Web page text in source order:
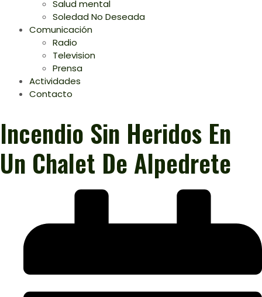
Salud mental
Soledad No Deseada
Comunicación
Radio
Television
Prensa
Actividades
Contacto
Incendio Sin Heridos En
Un Chalet De Alpedrete